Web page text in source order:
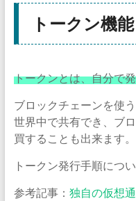
トークン機
トークンとは、自分で
ブロックチェーンを使
世界中で共有でき、ブ
買することも出来ます。
トークン発行手順につ
参考記事： 独自の仮想